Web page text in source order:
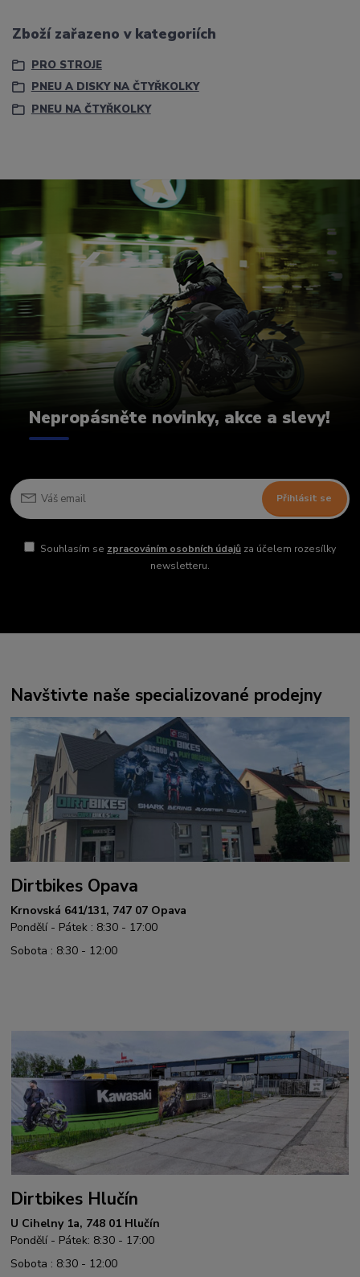
Zboží zařazeno v kategoriích
PRO STROJE
PNEU A DISKY NA ČTYŘKOLKY
PNEU NA ČTYŘKOLKY
Nepropásněte novinky, akce a slevy!
Přihlásit se
Souhlasím se zpracováním osobních údajůza účelem rozesílky
newsletteru.
Navštivte naše specializované prodejny
Dirtbikes Opava
Krnovská 641/131, 747 07 Opava
Pondělí - Pátek : 8:30 - 17:00
Sobota : 8:30 - 12:00
Dirtbikes Hlučín
U Cihelny 1a, 748 01 Hlučín
Pondělí - Pátek: 8:30 - 17:00
Sobota : 8:30 - 12:00